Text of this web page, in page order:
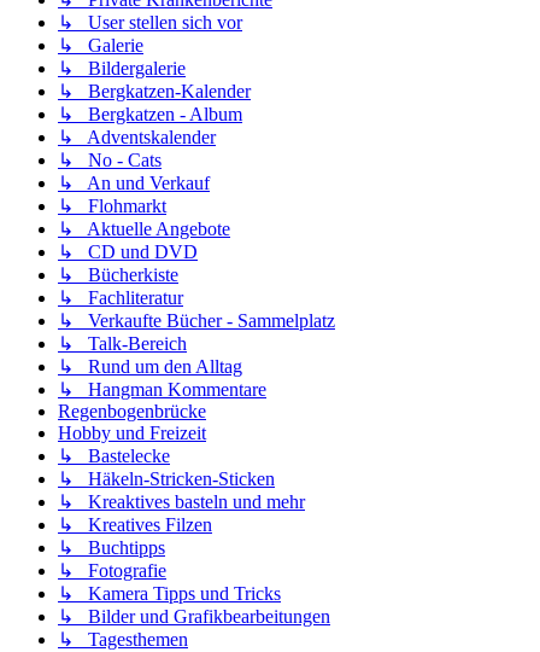
↳ User stellen sich vor
↳ Galerie
↳ Bildergalerie
↳ Bergkatzen-Kalender
↳ Bergkatzen - Album
↳ Adventskalender
↳ No - Cats
↳ An und Verkauf
↳ Flohmarkt
↳ Aktuelle Angebote
↳ CD und DVD
↳ Bücherkiste
↳ Fachliteratur
↳ Verkaufte Bücher - Sammelplatz
↳ Talk-Bereich
↳ Rund um den Alltag
↳ Hangman Kommentare
Regenbogenbrücke
Hobby und Freizeit
↳ Bastelecke
↳ Häkeln-Stricken-Sticken
↳ Kreaktives basteln und mehr
↳ Kreatives Filzen
↳ Buchtipps
↳ Fotografie
↳ Kamera Tipps und Tricks
↳ Bilder und Grafikbearbeitungen
↳ Tagesthemen